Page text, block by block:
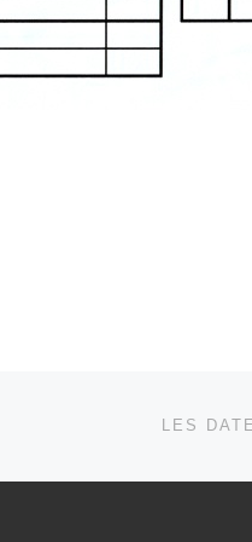
RETOUR À LA LISTE
LES